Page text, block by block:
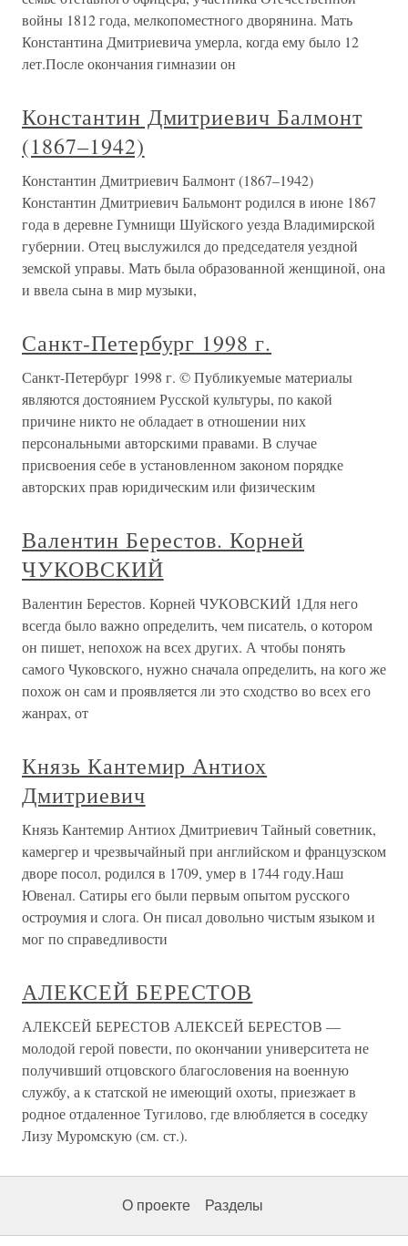
войны 1812 года, мелкопоместного дворянина. Мать
Константина Дмитриевича умерла, когда ему было 12
лет.После окончания гимназии он
Константин Дмитриевич Балмонт
(1867–1942)
Константин Дмитриевич Балмонт (1867–1942)
Константин Дмитриевич Бальмонт родился в июне 1867
года в деревне Гумнищи Шуйского уезда Владимирской
губернии. Отец выслужился до председателя уездной
земской управы. Мать была образованной женщиной, она
и ввела сына в мир музыки,
Санкт-Петербург 1998 г.
Санкт-Петербург 1998 г. © Публикуемые материалы
являются достоянием Русской культуры, по какой
причине никто не обладает в отношении них
персональными авторскими правами. В случае
присвоения себе в установленном законом порядке
авторских прав юридическим или физическим
Валентин Берестов. Корней
ЧУКОВСКИЙ
Валентин Берестов. Корней ЧУКОВСКИЙ 1Для него
всегда было важно определить, чем писатель, о котором
он пишет, непохож на всех других. А чтобы понять
самого Чуковского, нужно сначала определить, на кого же
похож он сам и проявляется ли это сходство во всех его
жанрах, от
Князь Кантемир Антиох
Дмитриевич
Князь Кантемир Антиох Дмитриевич Тайный советник,
камергер и чрезвычайный при английском и французском
дворе посол, родился в 1709, умер в 1744 году.Наш
Ювенал. Сатиры его были первым опытом русского
остроумия и слога. Он писал довольно чистым языком и
мог по справедливости
АЛЕКСЕЙ БЕРЕСТОВ
АЛЕКСЕЙ БЕРЕСТОВ АЛЕКСЕЙ БЕРЕСТОВ —
молодой герой повести, по окончании университета не
получивший отцовского благословения на военную
службу, а к статской не имеющий охоты, приезжает в
родное отдаленное Тугилово, где влюбляется в соседку
Лизу Муромскую (см. ст.).
О проекте Разделы